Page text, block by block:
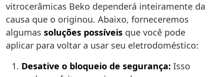
vitrocerâmicas Beko dependerá inteiramente da
causa que o originou. Abaixo, forneceremos
algumas soluções possíveis que você pode
aplicar para voltar a usar seu eletrodoméstico:
Desative o bloqueio de segurança: Isso